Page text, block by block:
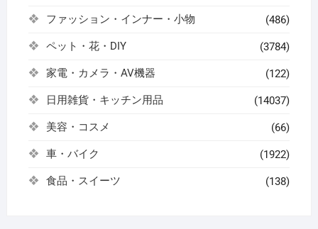
ファッション・インナー・小物 (486)
ペット・花・DIY (3784)
家電・カメラ・AV機器 (122)
日用雑貨・キッチン用品 (14037)
美容・コスメ (66)
車・バイク (1922)
食品・スイーツ (138)